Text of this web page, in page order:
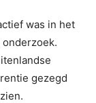
was in het
gezegd